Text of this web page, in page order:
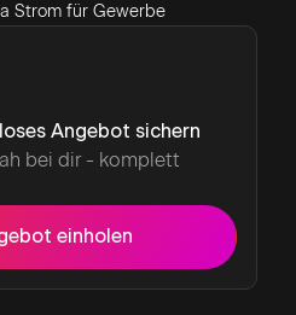
Strom für Gewerbe
Angebot sichern
bei dir - komplett
einholen